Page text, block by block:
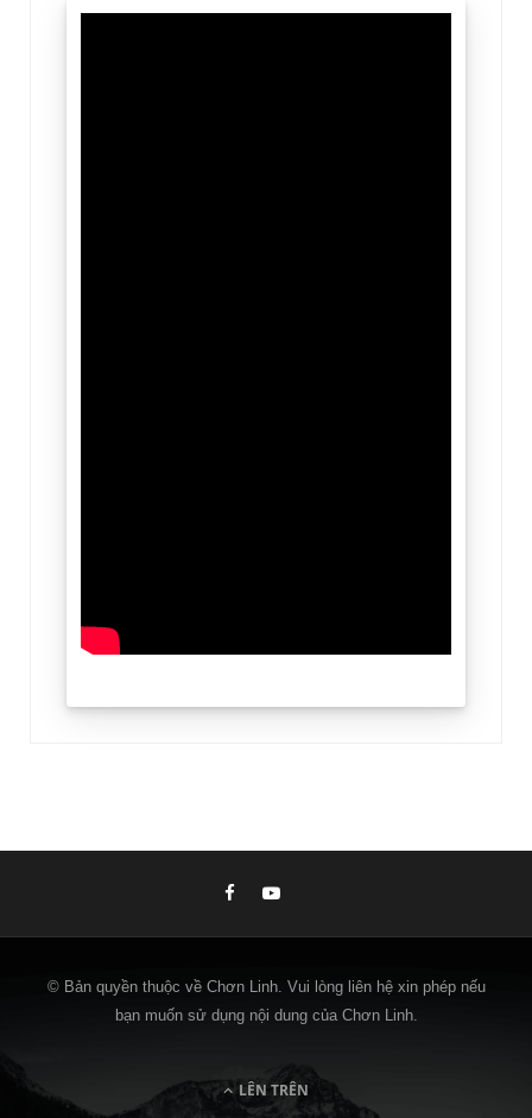
© Bản quyền thuộc về Chơn Linh. Vui lòng liên hệ xin phép nếu
bạn muốn sử dụng nội dung của Chơn Linh.
LÊN TRÊN